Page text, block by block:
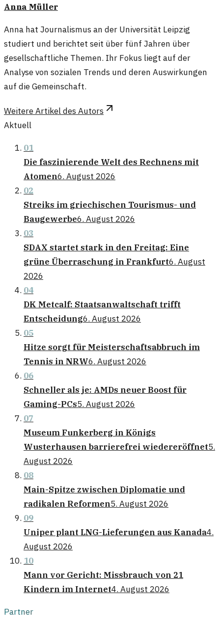
Anna Müller
Anna hat Journalismus an der Universität Leipzig
studiert und berichtet seit über fünf Jahren über
gesellschaftliche Themen. Ihr Fokus liegt auf der
Analyse von sozialen Trends und deren Auswirkungen
auf die Gemeinschaft.
Weitere Artikel des Autors
Aktuell
01
Die faszinierende Welt des Rechnens mit
Atomen6. August 2026
02
Streiks im griechischen Tourismus- und
Baugewerbe6. August 2026
03
SDAX startet stark in den Freitag: Eine
grüne Überraschung in Frankfurt6. August
2026
04
DK Metcalf: Staatsanwaltschaft trifft
Entscheidung6. August 2026
05
Hitze sorgt für Meisterschaftsabbruch im
Tennis in NRW6. August 2026
06
Schneller als je: AMDs neuer Boost für
Gaming-PCs5. August 2026
07
Museum Funkerberg in Königs
Wusterhausen barrierefrei wiedereröffnet5.
August 2026
08
Main-Spitze zwischen Diplomatie und
radikalen Reformen5. August 2026
09
Uniper plant LNG-Lieferungen aus Kanada4.
August 2026
10
Mann vor Gericht: Missbrauch von 21
Kindern im Internet4. August 2026
Partner